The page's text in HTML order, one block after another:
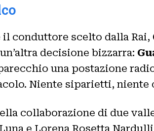
il conduttore scelto dalla Rai,
decisione bizzarra:
una postazione
Niente siparietti, niente
collaborazione di due
e Lorena Rosetta